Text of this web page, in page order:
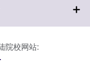
院校网站: